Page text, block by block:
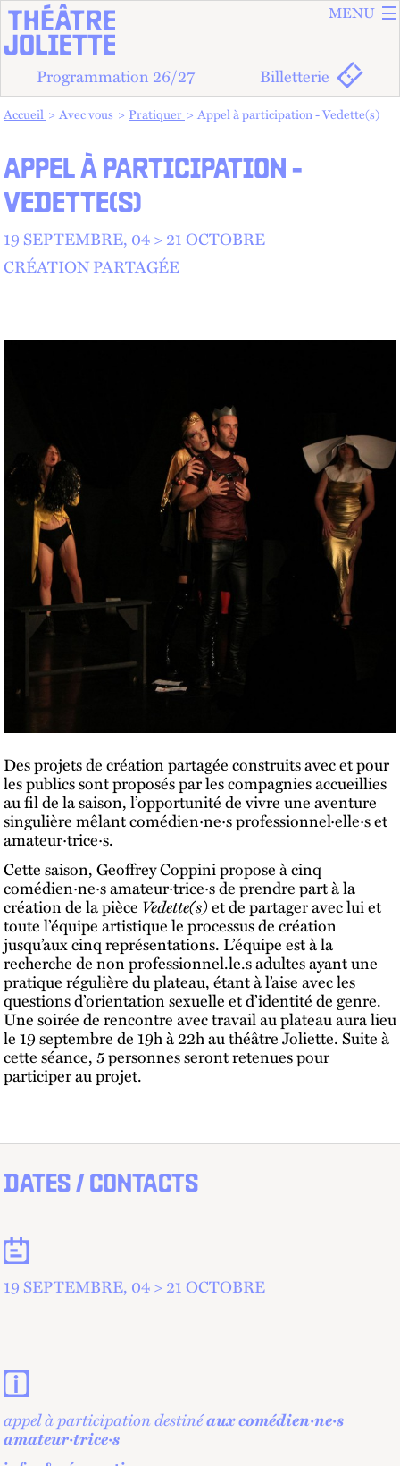
ALLER
ALLER
MENU
Programmation 26/27 Billetterie
Vous êtes dans :
Accueil Avec vous Pratiquer Appel à participation - Vedette(s)
APPEL À PARTICIPATION -
VEDETTE(S)
19 SEPTEMBRE, 04 > 21 OCTOBRE
CRÉATION PARTAGÉE
Des projets de création partagée construits avec et pour
les publics sont proposés par les compagnies accueillies
au fil de la saison, l’opportunité de vivre une aventure
singulière mêlant comédien·ne·s professionnel·elle·s et
amateur·trice·s.
Cette saison, Geoffrey Coppini propose à cinq
comédien·ne·s amateur·trice·s de prendre part à la
création de la pièce Vedette(s)et de partager avec lui et
toute l’équipe artistique le processus de création
jusqu’aux cinq représentations. L’équipe est à la
recherche de non professionnel.le.s adultes ayant une
pratique régulière du plateau, étant à l’aise avec les
questions d’orientation sexuelle et d’identité de genre.
Une soirée de rencontre avec travail au plateau aura lieu
le 19 septembre de 19h à 22h au théâtre Joliette. Suite à
cette séance, 5 personnes seront retenues pour
participer au projet.
DATES / CONTACTS
Dates
19 SEPTEMBRE, 04 > 21 OCTOBRE
Contacts et informations pratiques
appel à participation destinéaux comédien·ne·s
amateur·trice·s